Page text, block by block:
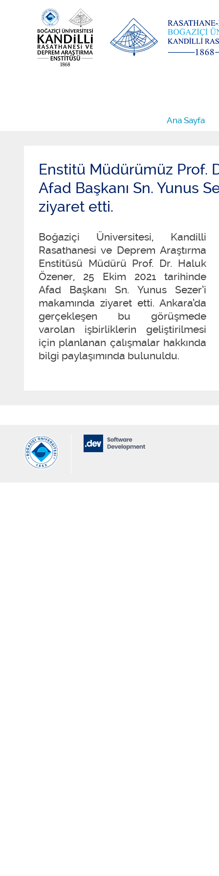
Ana Sayfa
Enstitü Müdürümüz Prof.
Afad Başkanı Sn. Yunus
ziyaret etti.
Boğaziçi Üniversitesi, Kandilli
Rasathanesi ve Deprem Araştırma
Enstitüsü Müdürü Prof. Dr. Haluk
Özener, 25 Ekim 2021 tarihinde
Afad Başkanı Sn. Yunus Sezer’i
makamında ziyaret etti. Ankara’da
gerçekleşen bu görüşmede
varolan işbirliklerin geliştirilmesi
için planlanan çalışmalar hakkında
bilgi paylaşımında bulunuldu.